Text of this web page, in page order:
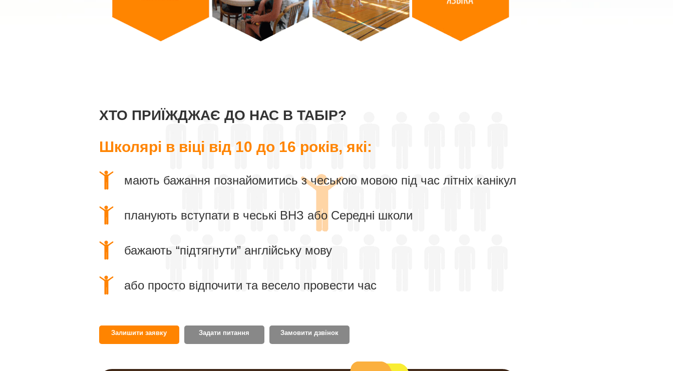
ХТО ПРИЇЖДЖАЄ ДО НАС В ТАБІР?
Школярі в віці від 10 до 16 років, які:
мають бажання познайомитись з чеською мовою під час літніх канікул
планують вступати в чеські ВНЗ або Середні школи
бажають “підтягнути” англійську мову
або просто відпочити та весело провести час
Залишити заявку Задати питання Замовити дзвінок